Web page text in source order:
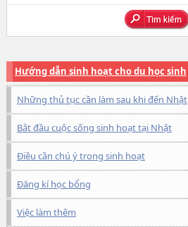
Hướng dẫn sinh hoạt cho du học sinh
Những thủ tục cần làm sau khi đến Nhật
Bắt đầu cuộc sống sinh hoạt tại Nhật
Điều cần chú ý trong sinh hoạt
Đăng kí học bổng
Việc làm thêm